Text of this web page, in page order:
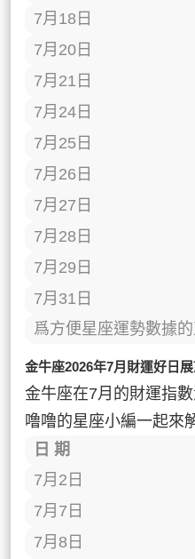
7月18日
7月20日
7月21日
7月24日
7月25日
7月26日
7月27日
7月28日
7月29日
7月31日
爲方便星座運勢數據
金牛座2026年7月財運好日
金牛座在7月的財運指
噜噜的星座小編一起來
日 期
7月2日
7月7日
7月8日